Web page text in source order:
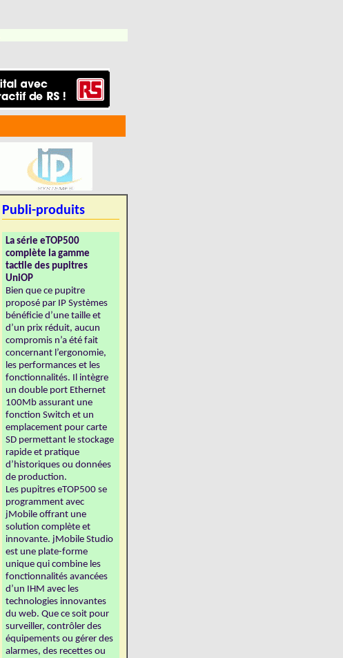
Publi-produits
La série eTOP500
complète la gamme
tactile des pupitres
UniOP
Bien que ce pupitre
proposé par IP Systèmes
bénéficie d’une taille et
d’un prix réduit, aucun
compromis n’a été fait
concernant l’ergonomie,
les performances et les
fonctionnalités. Il intègre
un double port Ethernet
100Mb assurant une
fonction Switch et un
emplacement pour carte
SD permettant le stockage
rapide et pratique
d’historiques ou données
de production.
Les pupitres eTOP500 se
programment avec
jMobile offrant une
solution complète et
innovante. jMobile Studio
est une plate-forme
unique qui combine les
fonctionnalités avancées
d’un IHM avec les
technologies innovantes
du web. Que ce soit pour
surveiller, contrôler des
équipements ou gérer des
alarmes, des recettes ou